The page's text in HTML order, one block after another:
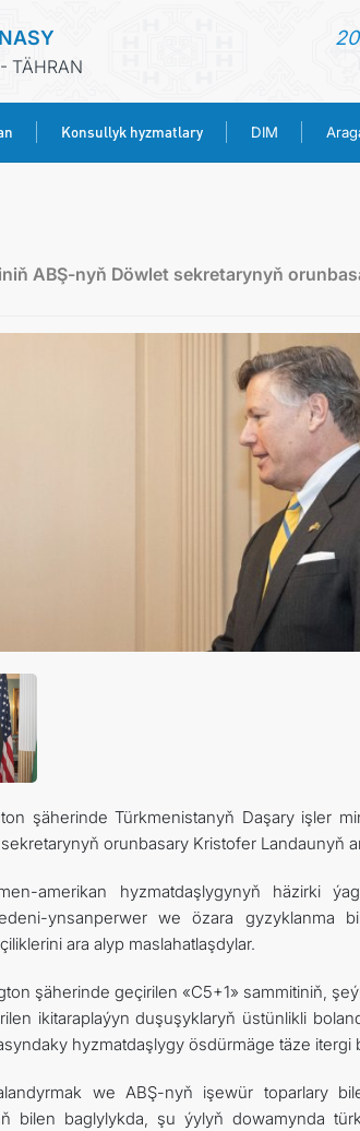
TÄHRAN
Konsullyk hyzmatlary DIM
KONSULLYK
DIM
ARAGATNAŞYK
ABŞ-nyň Döwlet sekretarynyň
şäherinde Türkmenistanyň Daşary işler
orunbasary Kristofer Landaunyň
amerikan hyzmatdaşlygynyň häzirki
ynsanperwer we özara gyzyklanma
ara alyp maslahatlaşdylar.
şäherinde geçirilen «C5+1» sammitiniň,
ikitaraplaýyn duşuşyklaryň üstünlikli
hyzmatdaşlygy ösdürmäge täze itergi
we ABŞ-nyň işewür toparlary
bilen baglylykda, şu ýylyň dowamynda